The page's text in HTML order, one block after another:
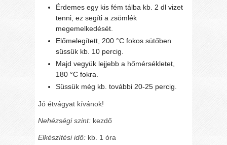
Érdemes egy kis fém tálba kb. 2 dl vizet
tenni, ez segíti a zsömlék
megemelkedését.
Előmelegített, 200 °C fokos sütőben
süssük kb. 10 percig.
Majd vegyük lejjebb a hőmérsékletet,
180 °C fokra.
Süssük még kb. további 20-25 percig.
Jó étvágyat kívánok!
Nehézségi szint: kezdő
Elkészítési idő: kb. 1 óra